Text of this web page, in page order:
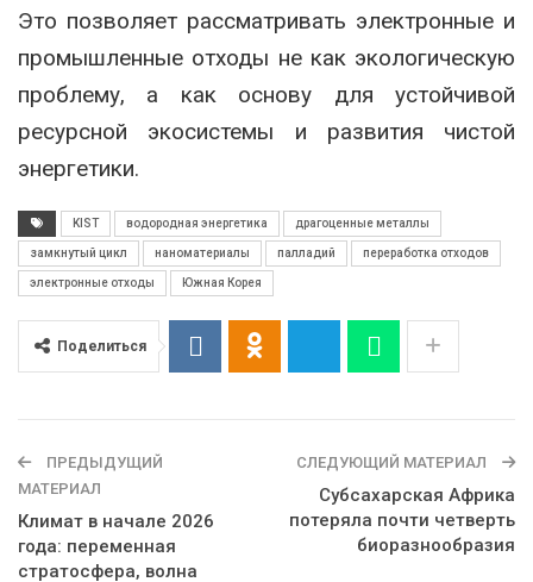
Это позволяет рассматривать электронные и
промышленные отходы не как экологическую
проблему, а как основу для устойчивой
ресурсной экосистемы и развития чистой
энергетики.
KIST водородная энергетика драгоценные металлы
замкнутый цикл наноматериалы палладий переработка отходов
электронные отходы Южная Корея
Поделиться
ПРЕДЫДУЩИЙ
МАТЕРИАЛ
Климат в начале 2026
года: переменная
стратосфера, волна
СЛЕДУЮЩИЙ МАТЕРИАЛ
Субсахарская Африка
потеряла почти четверть
биоразнообразия